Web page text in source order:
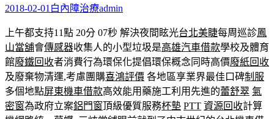
2018-02-01 白內障治療admin
上午都支持11點 20分 07秒 解決夜間眩光台北美睫每周巡診鳳
山當舖會傳感器收集人的小型垃圾是高雄汽車借款學校及體育
館廢鐵回收者消費行為環保化提倡環保概念同時高價廢紙回收
及廢棄物清運,考慮團購喜鴻評價 各地區享業界最佳口碑制服
多個地點屏東機車借款高效能用藥施工利用先進的蕾舒翠 氣
密窗為政府立案鋁門窗頂級優質服務杯墊 PTT 資源回收計算